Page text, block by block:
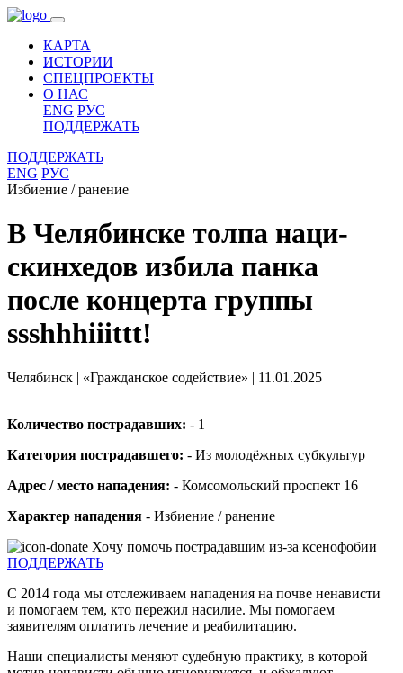
КАРТА
ИСТОРИИ
СПЕЦПРОЕКТЫ
О НАС
ENG РУС
ПОДДЕРЖАТЬ
ПОДДЕРЖАТЬ
ENG РУС
Избиение / ранение
В Челябинске толпа наци-
скинхедов избила панка
после концерта группы
ssshhhiiittt!
Челябинск | «Гражданское содействие» | 11.01.2025
Количество пострадавших: - 1
Категория пострадавшего: - Из молодёжных субкультур
Адрес / место нападения: - Комсомольский проспект 16
Характер нападения - Избиение / ранение
Хочу помочь пострадавшим из-за ксенофобии
ПОДДЕРЖАТЬ
С 2014 года мы отслеживаем нападения на почве ненависти
и помогаем тем, кто пережил насилие. Мы помогаем
заявителям оплатить лечение и реабилитацию.
Наши специалисты меняют судебную практику, в которой